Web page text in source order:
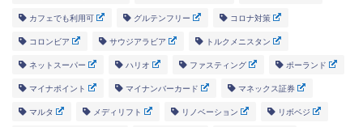
カフェでも利用可 グルテンフリー コロナ対策
コロンビア サウジアラビア トルクメニスタン
ネットスーパー ハリオ ファスティング ポーランド
マイナポイント マイナンバーカード マネックス証券
マルタ メディリフト リノベーション リボベジ